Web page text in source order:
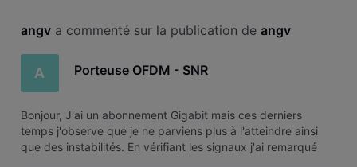
angv a commenté sur la publication de angv
A Porteuse OFDM - SNR
Bonjour, J'ai un abonnement Gigabit mais ces derniers
temps j'observe que je ne parviens plus à l'atteindre ainsi
que des instabilités. En vérifiant les signaux j'ai remarqué